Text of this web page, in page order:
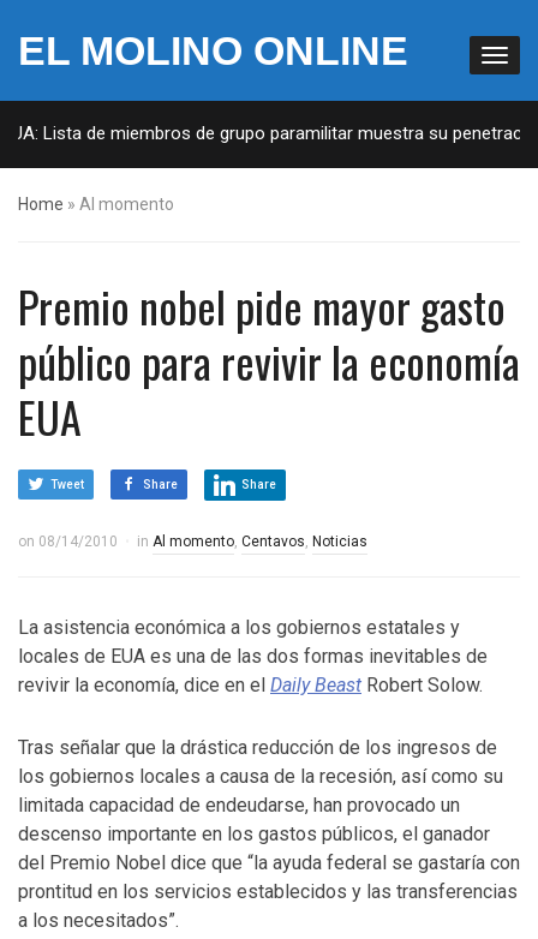
EL MOLINO ONLINE
Lista de miembros de grupo paramilitar muestra su penetración
Home » Al momento
Premio nobel pide mayor gasto
público para revivir la economía
EUA
Tweet Share Share
on 08/14/2010 in Al momento, Centavos, Noticias
La asistencia económica a los gobiernos estatales y
locales de EUA es una de las dos formas inevitables de
revivir la economía, dice en el Daily Beast Robert Solow.
Tras señalar que la drástica reducción de los ingresos de
los gobiernos locales a causa de la recesión, así como su
limitada capacidad de endeudarse, han provocado un
descenso importante en los gastos públicos, el ganador
del Premio Nobel dice que “la ayuda federal se gastaría con
prontitud en los servicios establecidos y las transferencias
a los necesitados”.